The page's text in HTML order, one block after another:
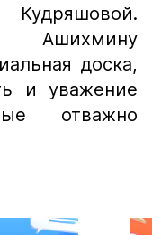
Ашихмину
доска,
и уважение
отважно